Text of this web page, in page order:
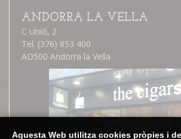
ANDORRA LA VELLA
C Unió, 2
Tel. (376) 853 400
AD500 Andorra la Vella
Aquesta Web utilitza cookies pròpies i